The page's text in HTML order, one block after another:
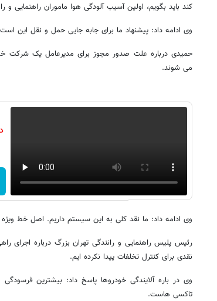
کند باید بگویم، اولین آسیب آلودگی هوا ماموران راهنمایی و
وی ادامه داد: پیشنهاد ما برای جابه جایی حمل و نقل این
حمیدی درباره علت صدور مجوز برای مدیرعامل یک شرکت
می شوند.
وی ادامه داد: ما نقد کلی به این سیستم داریم. اصل خط ویژه
رئیس پلیس راهنمایی و رانندگی تهران بزرگ درباره
نقدی برای کنترل تخلفات پیدا نکرده ایم.
وی در باره آلایندگی خودروها پاسخ داد: بیشترین
تاکسی هاست.